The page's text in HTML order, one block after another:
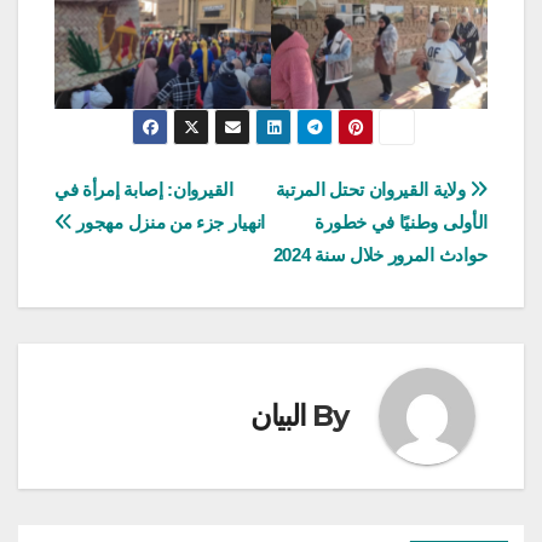
تصفّح
المقالات
القيروان: إصابة إمرأة في
انهيار جزء من منزل مهجور
ولاية القيروان تحتل المرتبة
الأولى وطنيًا في خطورة
حوادث المرور خلال سنة 2024
By البيان